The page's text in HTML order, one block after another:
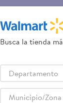
Busca la tienda
Departamento
Municipio/Zona